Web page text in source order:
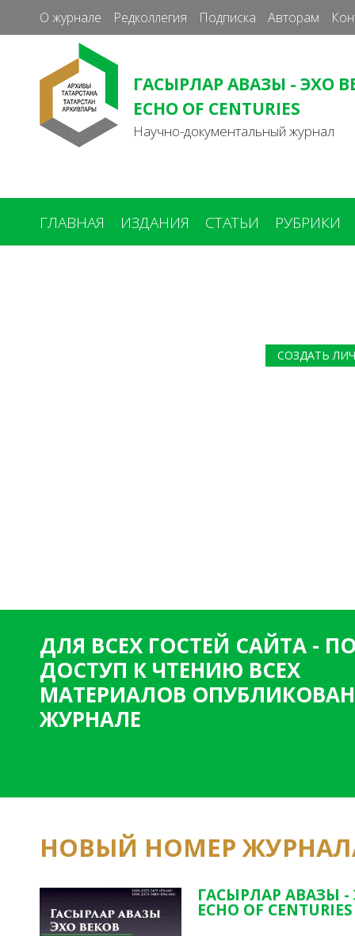
О журнале Редколлегия Подписка Авторам
ГАСЫРЛАР АВАЗЫ - ЭХО
ECHO OF CENTURIES
Научно-документальный журнал
ГЛАВНАЯ ИЗДАНИЯ СТАТЬИ РУБРИКИ
СОЗДАТЬ
ДЛЯ ВСЕХ ГОСТЕЙ САЙТА -
ДОСТУП К ЧТЕНИЮ ВСЕХ
МАТЕРИАЛОВ
ЖУРНАЛЕ
НОВЫЙ НОМЕР
ГАСЫРЛАР АВАЗЫ -
ECHO OF